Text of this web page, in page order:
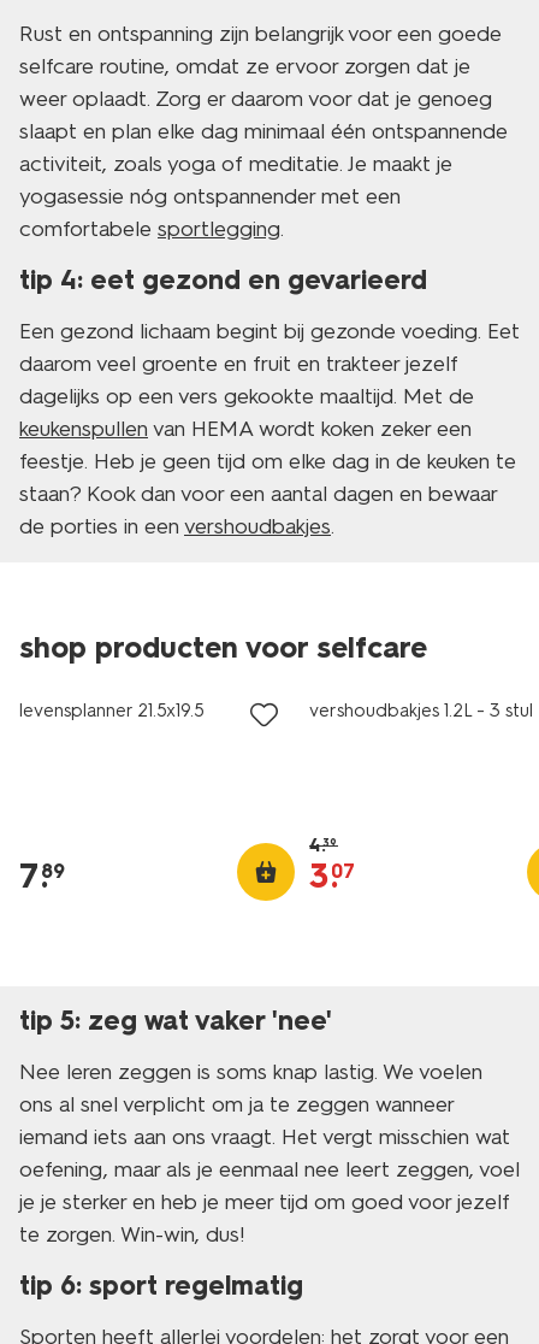
Rust en ontspanning zijn belangrijk voor een goede
selfcare routine, omdat ze ervoor zorgen dat je
weer oplaadt. Zorg er daarom voor dat je genoeg
slaapt en plan elke dag minimaal één ontspannende
activiteit, zoals yoga of meditatie. Je maakt je
yogasessie nóg ontspannender met een
comfortabele sportlegging.
tip 4: eet gezond en gevarieerd
Een gezond lichaam begint bij gezonde voeding. Eet
daarom veel groente en fruit en trakteer jezelf
dagelijks op een vers gekookte maaltijd. Met de
keukenspullen van HEMA wordt koken zeker een
feestje. Heb je geen tijd om elke dag in de keuken te
staan? Kook dan voor een aantal dagen en bewaar
de porties in een vershoudbakjes.
shop producten voor selfcare
levensplanner 21.5x19.5
7.
89
korting
vershoudbakjes 1.2L - 3
4.39
3.
07
tip 5: zeg wat vaker 'nee'
Nee leren zeggen is soms knap lastig. We voelen
ons al snel verplicht om ja te zeggen wanneer
iemand iets aan ons vraagt. Het vergt misschien wat
oefening, maar als je eenmaal nee leert zeggen, voel
je je sterker en heb je meer tijd om goed voor jezelf
te zorgen. Win-win, dus!
tip 6: sport regelmatig
Sporten heeft allerlei voordelen: het zorgt voor een